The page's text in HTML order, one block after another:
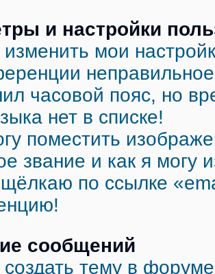
и настройки
мои
часовой пояс, но
нет в списке!
поместить
звание и как я могу
щёлкаю по ссылке
сообщений
создать тему в